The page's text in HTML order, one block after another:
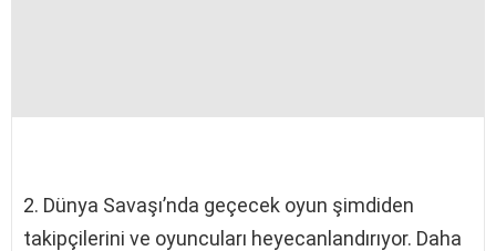
2. Dünya Savaşı’nda geçecek oyun şimdiden
takipçilerini ve oyuncuları heyecanlandırıyor. Daha